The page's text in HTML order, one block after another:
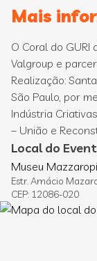
Mais
O Coral do
Valgroup e
Realização:
São Paulo, por
Indústria
– União e
Local do
Museu Mazzaropi
Estr. Amácio
CEP: 12086-020